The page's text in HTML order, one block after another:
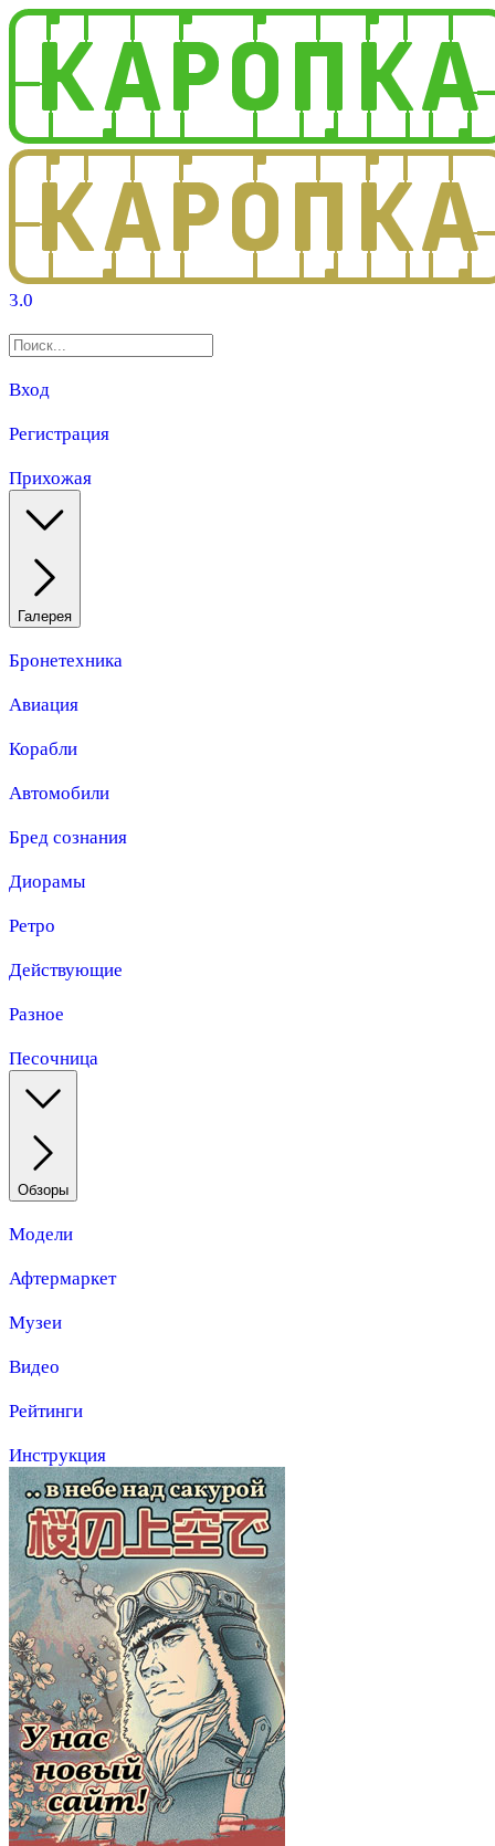
3.0
Вход
Регистрация
Прихожая
Галерея
Бронетехника
Авиация
Корабли
Автомобили
Бред сознания
Диорамы
Ретро
Действующие
Разное
Песочница
Обзоры
Модели
Афтермаркет
Музеи
Видео
Рейтинги
Инструкция